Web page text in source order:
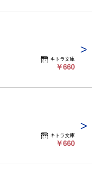
キトラ文庫
￥660
キトラ文庫
￥660